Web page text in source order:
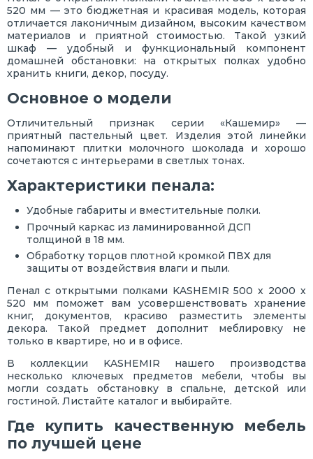
520 мм — это бюджетная и красивая модель, которая
отличается лаконичным дизайном, высоким качеством
материалов и приятной стоимостью. Такой узкий
шкаф — удобный и функциональный компонент
домашней обстановки: на открытых полках удобно
хранить книги, декор, посуду.
Основное о модели
Отличительный признак серии «Кашемир» —
приятный пастельный цвет. Изделия этой линейки
напоминают плитки молочного шоколада и хорошо
сочетаются с интерьерами в светлых тонах.
Характеристики пенала:
Удобные габариты и вместительные полки.
Прочный каркас из ламинированной ДСП
толщиной в 18 мм.
Обработку торцов плотной кромкой ПВХ для
защиты от воздействия влаги и пыли.
Пенал с открытыми полками KASHEMIR 500 х 2000 х
520 мм поможет вам усовершенствовать хранение
книг, документов, красиво разместить элементы
декора. Такой предмет дополнит меблировку не
только в квартире, но и в офисе.
В коллекции KASHEMIR нашего производства
несколько ключевых предметов мебели, чтобы вы
могли создать обстановку в спальне, детской или
гостиной. Листайте каталог и выбирайте.
Где купить качественную мебель
по лучшей цене